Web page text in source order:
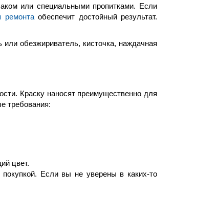
или специальными пропитками. Если
ремонтаобеспечит достойный результат.
обезжириватель, кисточка, наждачная
Краску наносят преимущественно для
требования:
цвет.
Если вы не уверены в каких-то